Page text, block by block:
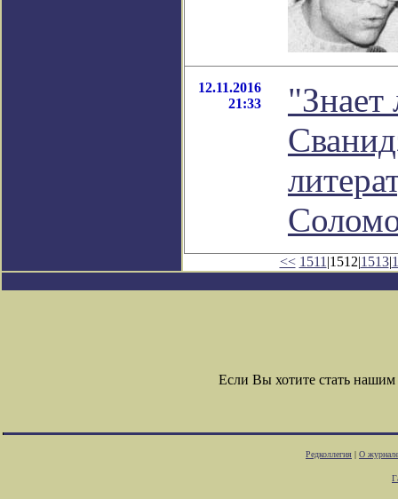
12.11.2016
21:33
<< 1511 |1512|1513|
Если Вы хотите стать
Редколлегия | О журнале